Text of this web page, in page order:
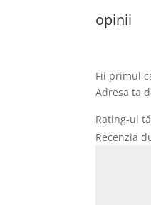
opinii
Fii primul
Adresa ta
Rating-ul
Recenzia